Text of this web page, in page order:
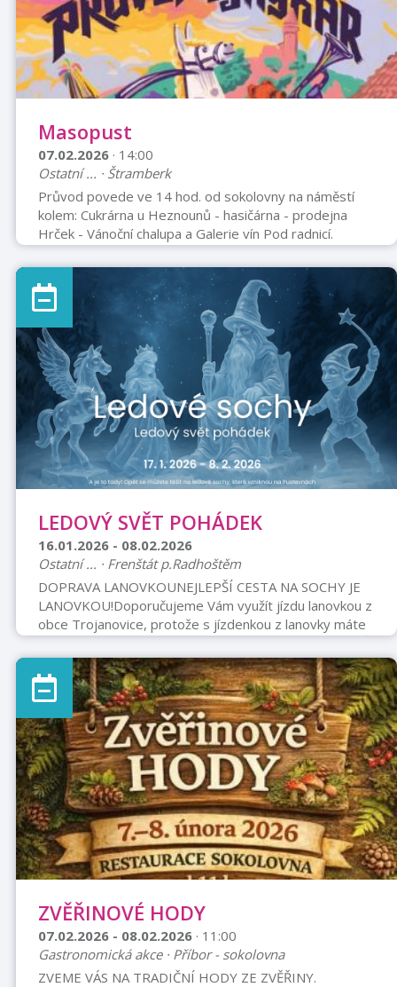
Masopust
07.02.2026 · 14:00
Ostatní ... · Štramberk
Průvod povede ve 14 hod. od sokolovny na náměstí
kolem: Cukrárna u Heznounů - hasičárna - prodejna
Hrček - Vánoční chalupa a Galerie vín Pod radnicí.
Doprovodný program na náměstí: 13:00 Masopustní
jarmark 16:00 Po průvodu maškar pochování basy
LEDOVÝ SVĚT POHÁDEK
16.01.2026 - 08.02.2026
Ostatní ... · Frenštát p.Radhoštěm
DOPRAVA LANOVKOUNEJLEPŠÍ CESTA NA SOCHY JE
LANOVKOU!Doporučujeme Vám využít jízdu lanovkou z
obce Trojanovice, protože s jízdenkou z lanovky máte
VSTUP na sochy ZDARMA.Otevírací doba stanuDENNĚ
9.00–16.30 HODVstupnéVstup zdarma s jízdenkou na
lanovku!100 Kč, nebo jízdenka na lanovkuS průkazem
ZTP/P: 50 KčDěti do 10 let: ZdarmaORGANIZACE
VEŘEJNÉ DOPRAVYVážení cestující, o víkendech ve
dnech: 17. – 18. ledna 2026, 24. – 25. ledna 2026, 31.
ledna – 1. února 2026 a 7. – 8. února 2026 bude během
koná ...
ZVĚŘINOVÉ HODY
07.02.2026 - 08.02.2026 · 11:00
Gastronomická akce · Příbor - sokolovna
ZVEME VÁS NA TRADIČNÍ HODY ZE ZVĚŘINY.